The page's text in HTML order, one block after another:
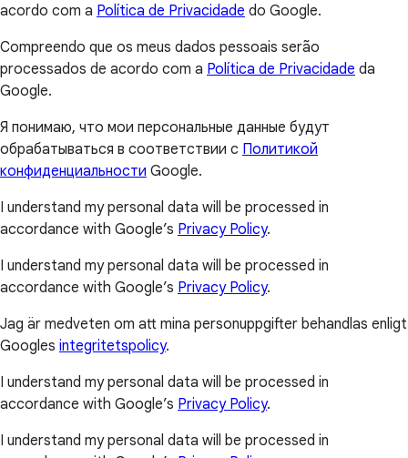
acordo com a Política de Privacidade do Google.
Compreendo que os meus dados pessoais serão
processados de acordo com a Política de Privacidade da
Google.
Я понимаю, что мои персональные данные будут
обрабатываться в соответствии с Политикой
конфиденциальности Google.
I understand my personal data will be processed in
accordance with Google’s Privacy Policy.
I understand my personal data will be processed in
accordance with Google’s Privacy Policy.
Jag är medveten om att mina personuppgifter behandlas enligt
Googles integritetspolicy.
I understand my personal data will be processed in
accordance with Google’s Privacy Policy.
I understand my personal data will be processed in